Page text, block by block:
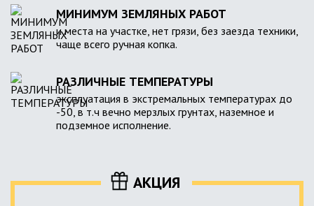
МИНИМУМ ЗЕМЛЯНЫХ РАБОТ
и места на участке, нет грязи, без заезда техники,
чаще всего ручная копка.
РАЗЛИЧНЫЕ ТЕМПЕРАТУРЫ
эксплуатация в экстремальных температурах до
-50, в т.ч вечно мерзлых грунтах, наземное и
подземное исполнение.
АКЦИЯ